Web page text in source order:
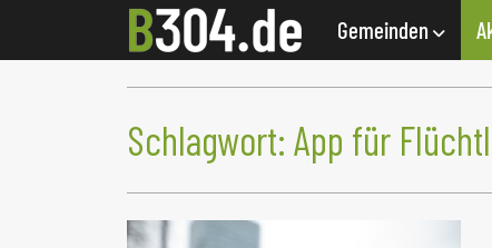
Gemeinden
Schlagwort: App für